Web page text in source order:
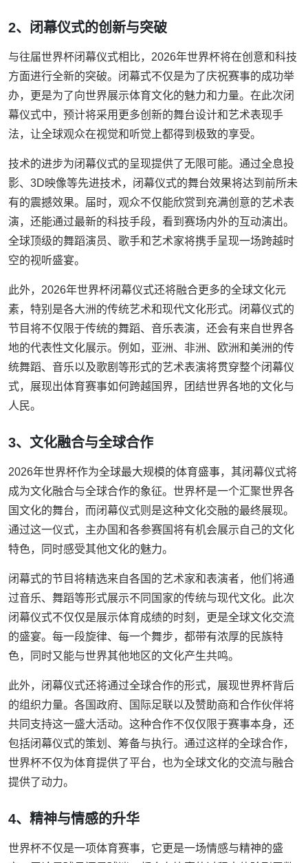
2、闭幕仪式的创新与突破
与往届世界杯闭幕仪式相比，2026年世界杯将在创意和科技
方面进行全新的突破。闭幕式不仅是为了庆祝赛事的成功举
办，更是为了向世界展示体育文化的魅力和力量。在此次闭
幕仪式中，预计将采用更多创新的舞台设计和艺术表现手
法，让全球观众在视觉和听觉上都得到极致的享受。
技术的进步为闭幕仪式的呈现提供了无限可能。通过全息投
影、3D映像等先进技术，闭幕仪式的舞台效果将达到前所未
有的震撼效果。届时，观众不仅能欣赏到充满创意的艺术表
演，还能通过最新的科技手段，看到赛场内外的互动演出。
全球顶级的舞蹈演员、歌手和艺术家将携手呈现一场跨越时
空的视听盛宴。
此外，2026年世界杯闭幕仪式还将融合更多的全球文化元
素，特别是各大洲的传统艺术和现代文化形式。闭幕仪式的
节目将不仅限于传统的舞蹈、音乐表演，还会有来自世界各
地的代表性文化展示。例如，亚洲、非洲、欧洲和美洲的传
统舞蹈、音乐以及歌剧等形式的艺术表演将贯穿整个闭幕仪
式，展现出体育赛事如何跨越国界，团结世界各地的文化与
人民。
3、文化融合与全球合作
2026年世界杯作为全球最大规模的体育盛事，其闭幕仪式将
成为文化融合与全球合作的象征。世界杯是一个汇聚世界各
国文化的舞台，而闭幕仪式则是这种文化交融的最终展现。
通过这一仪式，主办国和各参赛国将有机会展示自己的文化
特色，同时感受其他文化的魅力。
闭幕式的节目将精选来自各国的艺术家和表演者，他们将通
过音乐、舞蹈等形式展示不同国家的传统与现代文化。此次
闭幕仪式不仅仅是展示体育成绩的时刻，更是全球文化交流
的盛宴。每一段旋律、每一个舞步，都带有浓厚的民族特
色，同时又能与世界其他地区的文化产生共鸣。
此外，闭幕仪式还将通过全球合作的形式，展现世界杯背后
的组织力量。各国政府、国际足联以及赞助商和合作伙伴将
共同支持这一盛大活动。这种合作不仅仅限于赛事本身，还
包括闭幕仪式的策划、筹备与执行。通过这样的全球合作，
世界杯不仅为体育提供了平台，也为全球文化的交流与融合
提供了动力。
4、精神与情感的升华
世界杯不仅是一项体育赛事，它更是一场情感与精神的盛